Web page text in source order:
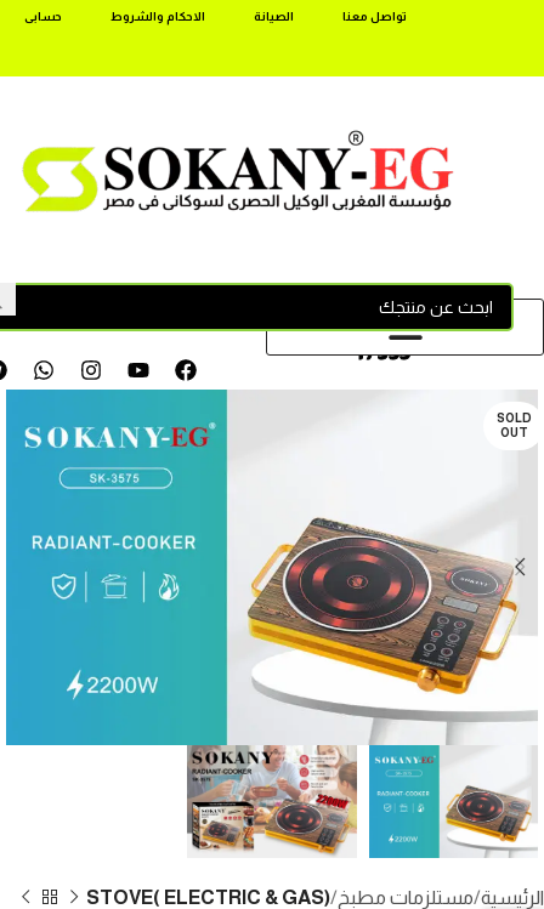
تواصل معنا الصيانة الاحكام والشروط حسابى
17355
SOLD
OUT
الرئيسية مستلزمات مطبخ STOVE( ELECTRIC & GAS)